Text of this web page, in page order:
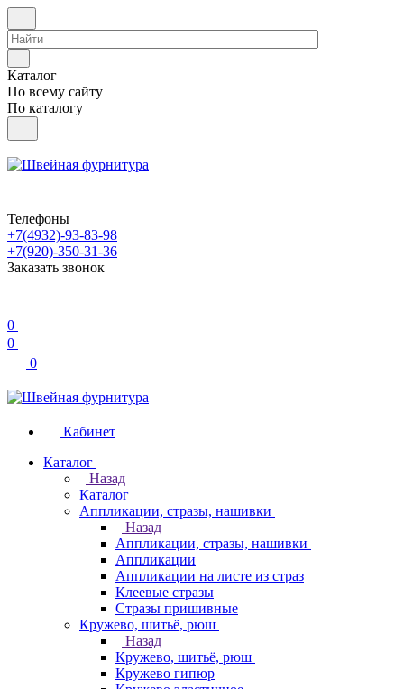
Каталог
По всему сайту
По каталогу
Телефоны
+7(4932)-93-83-98
+7(920)-350-31-36
Заказать звонок
0
0
0
Кабинет
Каталог
Назад
Каталог
Аппликации, стразы, нашивки
Назад
Аппликации, стразы, нашивки
Аппликации
Аппликации на листе из страз
Клеевые стразы
Стразы пришивные
Кружево, шитьё, рюш
Назад
Кружево, шитьё, рюш
Кружево гипюр